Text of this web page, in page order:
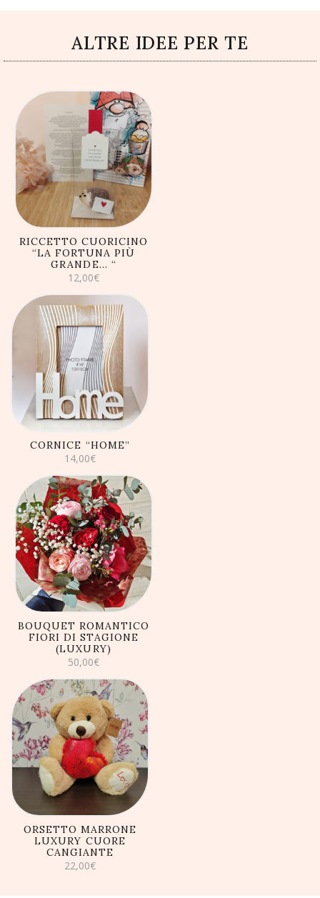
ALTRE IDEE PER TE
AGGIUNGI AL
CARRELLO
RICCETTO CUORICINO
“LA FORTUNA PIÙ
GRANDE… “
12,00€
AGGIUNGI AL
CARRELLO
CORNICE “HOME”
14,00€
AGGIUNGI AL
CARRELLO
BOUQUET ROMANTICO
FIORI DI STAGIONE
(LUXURY)
50,00€
AGGIUNGI AL
CARRELLO
ORSETTO MARRONE
LUXURY CUORE
CANGIANTE
22,00€